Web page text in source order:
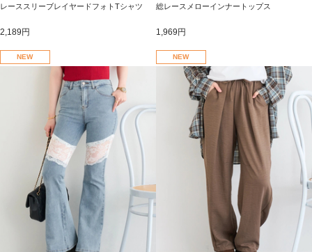
レーススリーブレイヤードフォトTシャツ
2,189円
総レースメローインナートップス
1,969円
NEW NEW